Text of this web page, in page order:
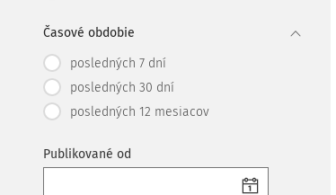
Časové obdobie
posledných 7 dní
posledných 30 dní
posledných 12 mesiacov
Publikované od